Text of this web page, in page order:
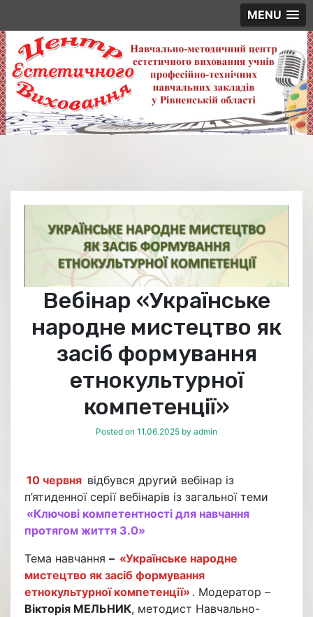
MENU
Skip
to
content
Вебінар «Українське
народне мистецтво як
засіб формування
етнокультурної
компетенції»
Posted on 11.06.2025 by admin
10 червня відбувся другий вебінар із
п’ятиденної серії вебінарів із загальної теми
«Ключові компетентності для навчання
протягом життя 3.0»
Тема навчання – «Українське народне
мистецтво як засіб формування
етнокультурної компетенції» . Модератор –
Вікторія МЕЛЬНИК, методист Навчально-